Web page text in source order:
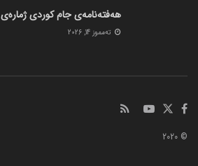
هەفتەنامەی جام کوردی ژمارەی 431
ته‌مموز 14, 2026
© 2020